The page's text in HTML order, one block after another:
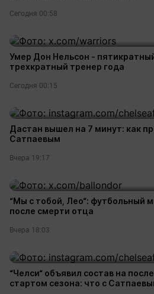
Сегодня 00:58
Умер Дон Нельсон -
трехкратный тренер года
Сегодня 00:15
Дастан вышел на 7 минут: как
Сатпаевым
Вчера 19:17
“Мы с тобой, Лео“: футбольный
после смерти отца
Вчера 18:03
“Челси“ объявил состав на
стартом сезона: что с